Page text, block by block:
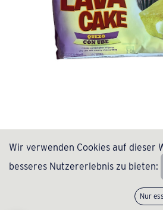
Lava Cake Quezo and
Lemon Square
Wir verwenden Cookies auf dieser
besseres Nutzererlebnis zu bieten:
Nur